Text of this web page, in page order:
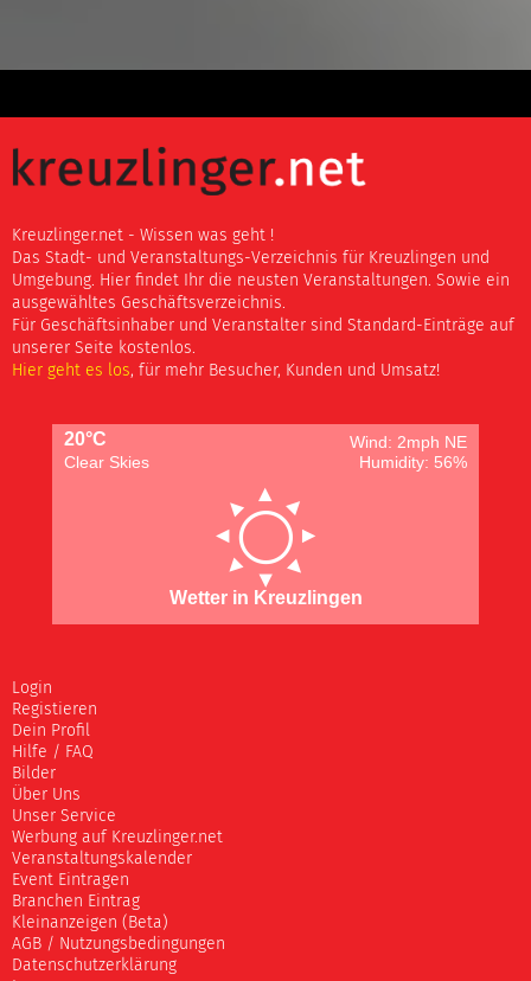
Kreuzlinger.net - Wissen was geht !
Das Stadt- und Veranstaltungs-Verzeichnis für Kreuzlingen und
Umgebung. Hier findet Ihr die neusten Veranstaltungen. Sowie ein
ausgewähltes Geschäftsverzeichnis.
Für Geschäftsinhaber und Veranstalter sind Standard-Einträge auf
unserer Seite kostenlos.
Hier geht es los, für mehr Besucher, Kunden und Umsatz!
20°C
Wind: 2mph NE
Clear Skies
Humidity: 56%
Wetter in Kreuzlingen
Login
Registieren
Dein Profil
Hilfe / FAQ
Bilder
Über Uns
Unser Service
Werbung auf Kreuzlinger.net
Veranstaltungskalender
Event Eintragen
Branchen Eintrag
Kleinanzeigen (Beta)
AGB / Nutzungsbedingungen
Datenschutzerklärung